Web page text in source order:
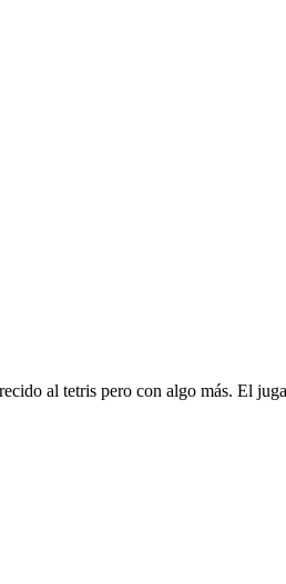
al tetris pero con algo más. El